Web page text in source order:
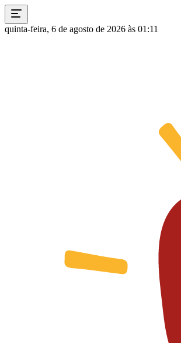
quinta-feira, 6 de agosto de 2026 às 01:11